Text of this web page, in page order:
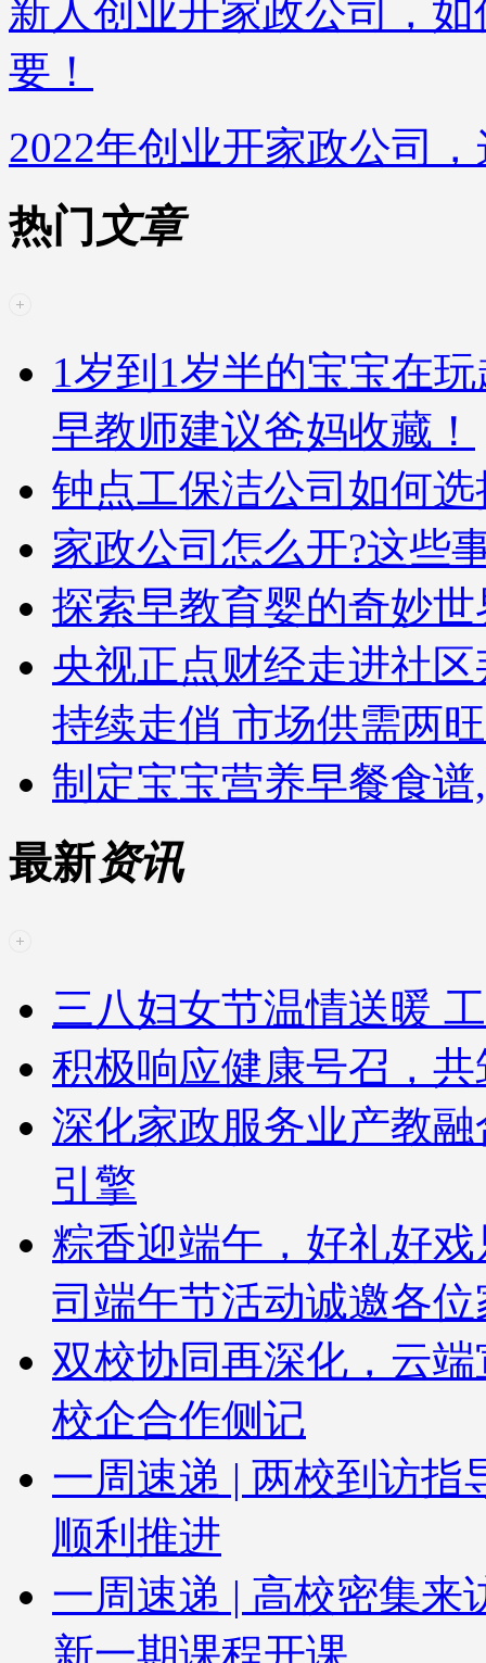
新人创业开家政公司，
要！
2022年创业开家政公司
热门 文章
1岁到1岁半的宝宝在
早教师建议爸妈收藏！
钟点工保洁公司如何
家政公司怎么开?这些
探索早教育婴的奇妙
央视正点财经走进社
持续走俏 市场供需两旺
制定宝宝营养早餐食
最新资讯
三八妇女节温情送暖
积极响应健康号召，
深化家政服务业产教
引擎
粽香迎端午，好礼好
司端午节活动诚邀各
双校协同再深化，云
校企合作侧记
一周速递 | 两校到访指
顺利推进
一周速递 | 高校密集来
新一期课程开课